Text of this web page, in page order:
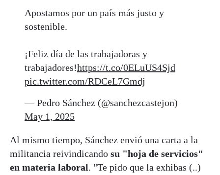
Apostamos por un país más justo y
sostenible.
¡Feliz día de las trabajadoras y
trabajadores!https://t.co/0ELuUS4Sjd
pic.twitter.com/RDCeL7Gmdj
— Pedro Sánchez (@sanchezcastejon)
May 1, 2025
Al mismo tiempo, Sánchez envió una carta a la
militancia reivindicando su "hoja de servicios"
en materia laboral. "Te pido que la exhibas (..)